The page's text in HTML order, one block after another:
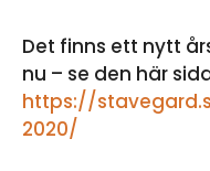
Det finns ett nytt
nu – se den här
https://
2020/